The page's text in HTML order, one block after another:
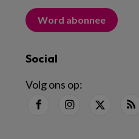
Word abonnee
Social
Volg ons op: